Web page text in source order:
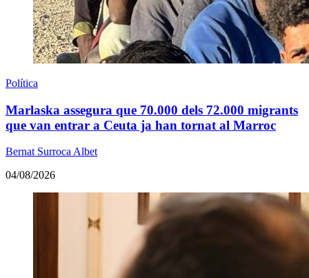
Política
Marlaska assegura que 70.000 dels 72.000 migrants
que van entrar a Ceuta ja han tornat al Marroc
Bernat Surroca Albet
04/08/2026